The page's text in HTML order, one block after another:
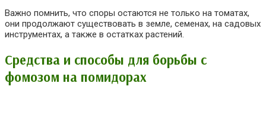
Важно помнить, что споры остаются не только на томатах,
они продолжают существовать в земле, семенах, на садовых
инструментах, а также в остатках растений.
Средства и способы для борьбы с
фомозом на помидорах